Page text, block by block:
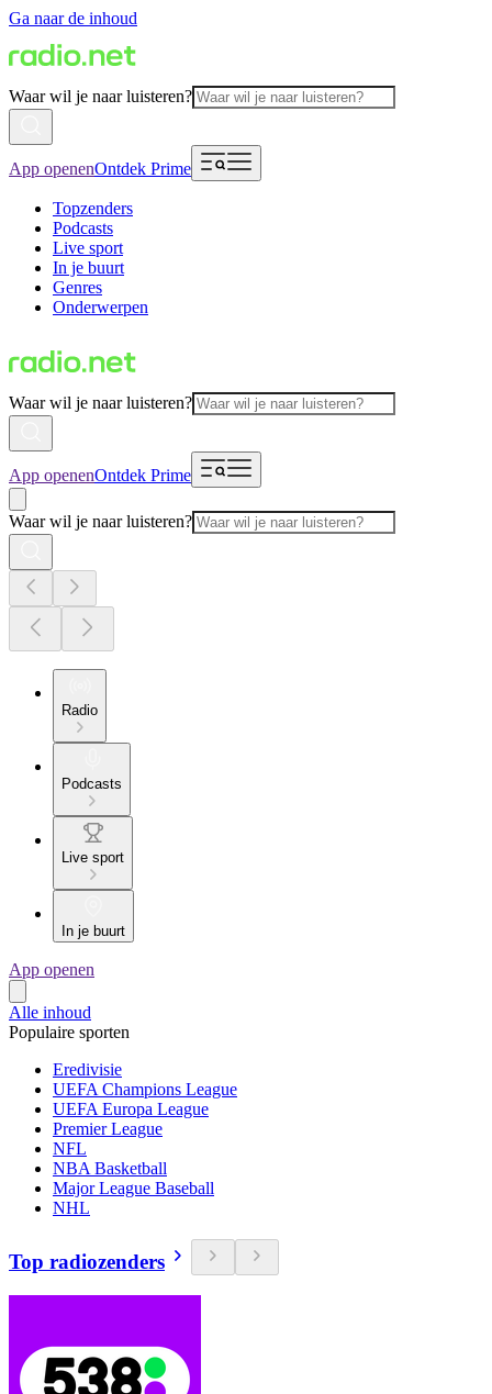
Ga naar de inhoud
Waar wil je naar luisteren?
App openenOntdek Prime
Topzenders
Podcasts
Live sport
In je buurt
Genres
Onderwerpen
Waar wil je naar luisteren?
App openenOntdek Prime
Waar wil je naar luisteren?
Radio
Podcasts
Live sport
In je buurt
App openen
Alle inhoud
Populaire sporten
Eredivisie
UEFA Champions League
UEFA Europa League
Premier League
NFL
NBA Basketball
Major League Baseball
NHL
Top radiozenders